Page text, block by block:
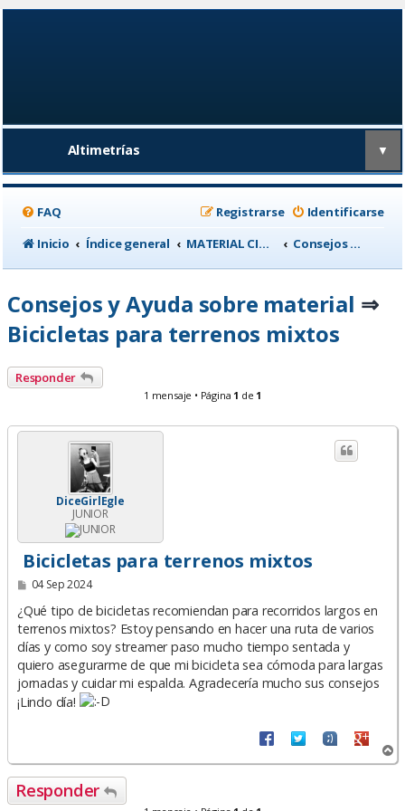
Altimetrías ▼
FAQ Identificarse
Registrarse
Inicio
Índice general MATERIAL CICLISTA Consejos y Ayuda sobre material
Consejos y Ayuda sobre material ⇒
Bicicletas para terrenos mixtos
Responder
1 mensaje • Página 1 de 1
DiceGirlEgle
JUNIOR
Bicicletas para terrenos mixtos
M
n
s
a
j
e
04 Sep 2024
¿Qué tipo de bicicletas recomiendan para recorridos largos en
terrenos mixtos? Estoy pensando en hacer una ruta de varios
días y como soy streamer paso mucho tiempo sentada y
quiero asegurarme de que mi bicicleta sea cómoda para largas
jornadas y cuidar mi espalda. Agradecería mucho sus consejos
¡Lindo día!
r
Responder